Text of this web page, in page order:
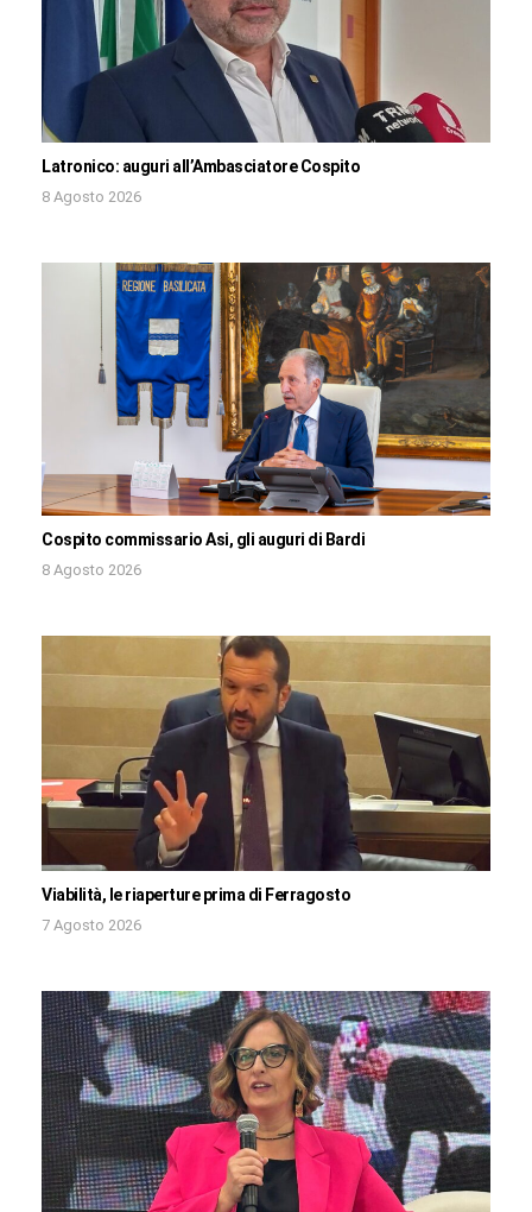
Latronico: auguri all’Ambasciatore Cospito
8 Agosto 2026
Cospito commissario Asi, gli auguri di Bardi
8 Agosto 2026
Viabilità, le riaperture prima di Ferragosto
7 Agosto 2026